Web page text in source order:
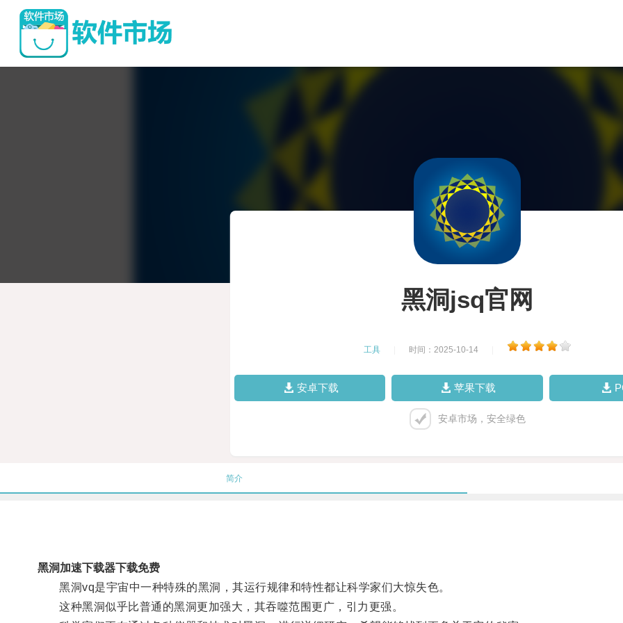
黑洞jsq官网
工具 时间：2025-10-14
安卓下载 苹果下载
安卓市场，安全绿色
简介
黑洞加速下载器下载免费
黑洞vq是宇宙中一种特殊的黑洞，其运行规律和特性都让科学家们大惊失色。
这种黑洞似乎比普通的黑洞更加强大，其吞噬范围更广，引力更强。